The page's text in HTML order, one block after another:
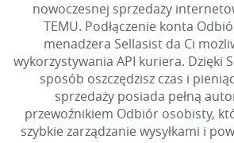
nowoczesnej sprzedaży
TEMU. Podłączenie konta
menadżera Sellasist da Ci
wykorzystywania API kuriera. Dzięki
sposób oszczędzisz czas i
sprzedaży posiada pełną
przewoźnikiem Odbiór osobisty,
szybkie zarządzanie wysyłkami i